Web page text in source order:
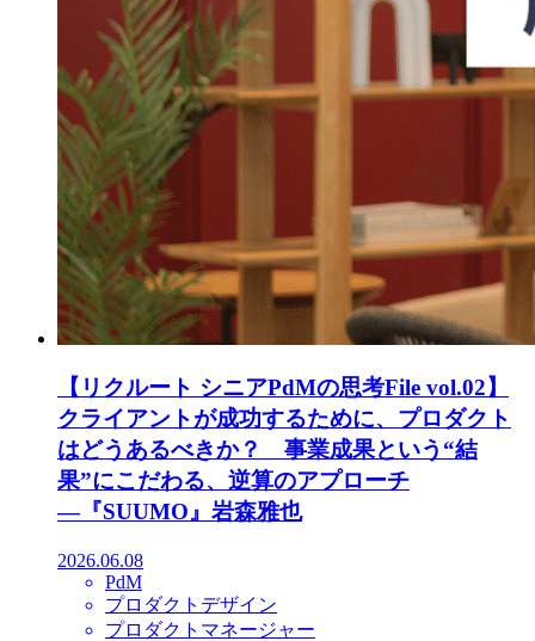
【リクルート シニアPdMの思考File vol.02】
クライアントが成功するために、プロダクト
はどうあるべきか？ 事業成果という“結
果”にこだわる、逆算のアプローチ
―『SUUMO』岩森雅也
2026.06.08
PdM
プロダクトデザイン
プロダクトマネージャー